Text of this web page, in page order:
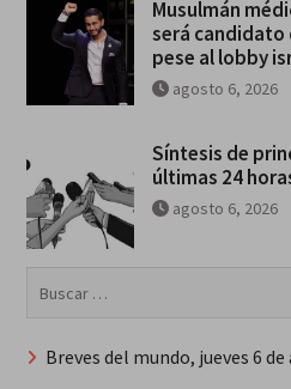
Musulmán
será candidato
pese al lobby
agosto 6, 2026
Síntesis de
últimas 24
agosto 6, 2026
Breves del mundo, jueves 6